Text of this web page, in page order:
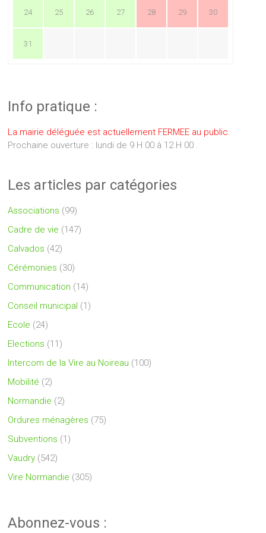
24 25 26 27 28 29 30
31
Info pratique :
La mairie déléguée est actuellement FERMEE au public.
Prochaine ouverture : lundi de 9 H 00 à 12 H 00 .
Les articles par catégories
Associations (99)
Cadre de vie (147)
Calvados (42)
Cérémonies (30)
Communication (14)
Conseil municipal (1)
Ecole (24)
Elections (11)
Intercom de la Vire au Noireau (100)
Mobilité (2)
Normandie (2)
Ordures ménagères (75)
Subventions (1)
Vaudry (542)
Vire Normandie (305)
Abonnez-vous :